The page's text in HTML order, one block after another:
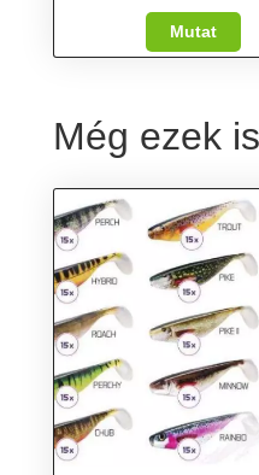
Mutat
Még ezek